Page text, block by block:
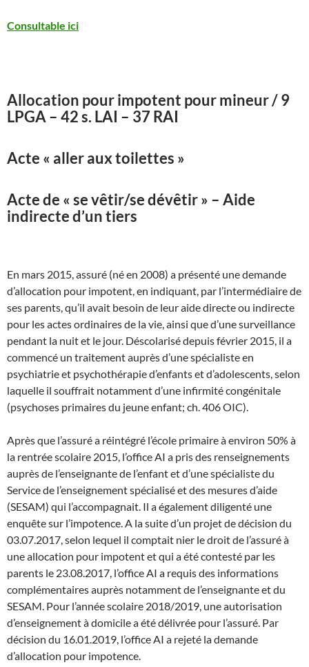
Consultable ici
Allocation pour impotent pour mineur / 9
LPGA – 42 s. LAI – 37 RAI
Acte « aller aux toilettes »
Acte de « se vêtir/se dévêtir » – Aide
indirecte d’un tiers
En mars 2015, assuré (né en 2008) a présenté une demande
d’allocation pour impotent, en indiquant, par l’intermédiaire de
ses parents, qu’il avait besoin de leur aide directe ou indirecte
pour les actes ordinaires de la vie, ainsi que d’une surveillance
pendant la nuit et le jour. Déscolarisé depuis février 2015, il a
commencé un traitement auprès d’une spécialiste en
psychiatrie et psychothérapie d’enfants et d’adolescents, selon
laquelle il souffrait notamment d’une infirmité congénitale
(psychoses primaires du jeune enfant; ch. 406 OIC).
Après que l’assuré a réintégré l’école primaire à environ 50% à
la rentrée scolaire 2015, l’office AI a pris des renseignements
auprès de l’enseignante de l’enfant et d’une spécialiste du
Service de l’enseignement spécialisé et des mesures d’aide
(SESAM) qui l’accompagnait. Il a également diligenté une
enquête sur l’impotence. A la suite d’un projet de décision du
03.07.2017, selon lequel il comptait nier le droit de l’assuré à
une allocation pour impotent et qui a été contesté par les
parents le 23.08.2017, l’office AI a requis des informations
complémentaires auprès notamment de l’enseignante et du
SESAM. Pour l’année scolaire 2018/2019, une autorisation
d’enseignement à domicile a été délivrée pour l’assuré. Par
décision du 16.01.2019, l’office AI a rejeté la demande
d’allocation pour impotence.